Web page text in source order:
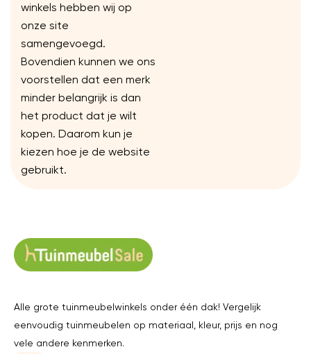
winkels hebben wij op
onze site
samengevoegd.
Bovendien kunnen we ons
voorstellen dat een merk
minder belangrijk is dan
het product dat je wilt
kopen. Daarom kun je
kiezen hoe je de website
gebruikt.
Alle grote tuinmeubelwinkels onder één dak! Vergelijk
eenvoudig tuinmeubelen op materiaal, kleur, prijs en nog
vele andere kenmerken.